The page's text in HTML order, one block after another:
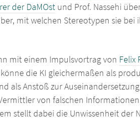
der DaMOst und Prof. Nassehi
mit welchen Stereotypen sie
mit einem Impulsvortrag von Felix
die KI gleichermaßen als
als Anstoß zur
von falschen
stellt dabei die Unwissenheit